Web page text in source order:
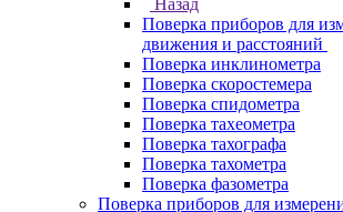
Назад
Поверка приборов для
движения и расстояний
Поверка инклинометра
Поверка скоростемера
Поверка спидометра
Поверка тахеометра
Поверка тахографа
Поверка тахометра
Поверка фазометра
Поверка приборов для